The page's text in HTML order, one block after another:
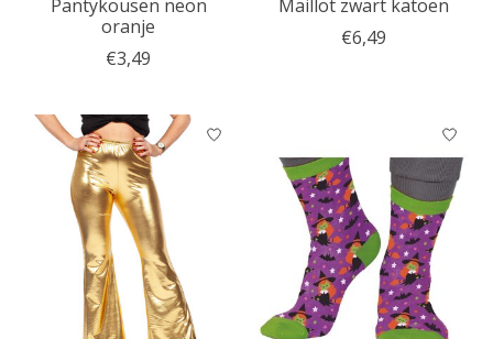
Pantykousen neon
oranje
€3,49
Maillot zwart katoen
€6,49